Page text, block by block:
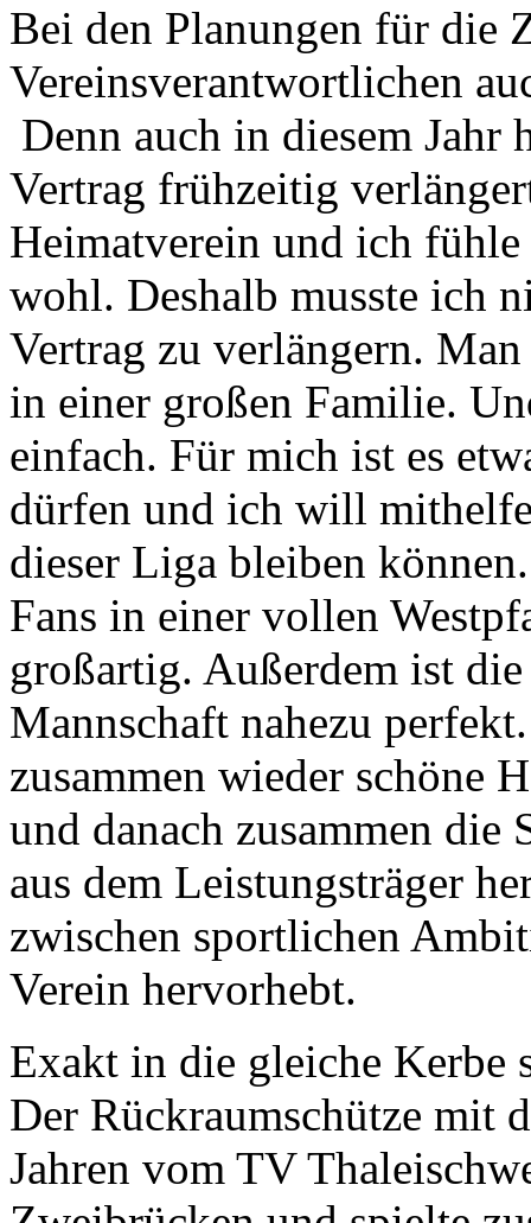
Bei den Planungen für die
Vereinsverantwortlichen
Denn auch in diesem Jahr
Vertrag frühzeitig
Heimatverein und ich
wohl. Deshalb musste ich
Vertrag zu verlängern.
in einer großen Familie.
einfach. Für mich ist es
dürfen und ich will
dieser Liga bleiben
Fans in einer vollen
großartig. Außerdem ist
Mannschaft nahezu
zusammen wieder schöne
und danach zusammen
aus dem Leistungsträger
zwischen sportlichen
Verein hervorhebt.
Exakt in die gleiche Kerbe
Der Rückraumschütze mit
Jahren vom TV